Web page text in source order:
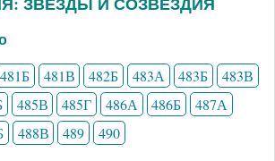
481Б 481В 482Б 483А 483Б
483В
485В 485Г 486А 486Б
487А
488В 489 490